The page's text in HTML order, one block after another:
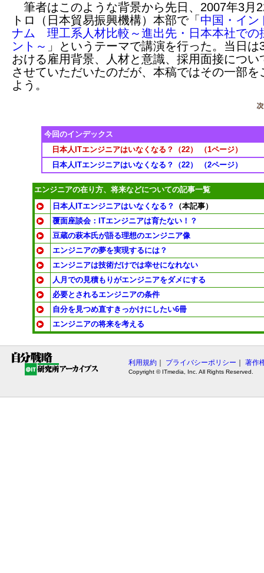
筆者はこのような背景から先日、2007年3月
トロ（日本貿易振興機構）本部で「 中国・イン
ナム 理工系人材比較～進出先・日本本社での
ント～ 」というテーマで講演を行った。当日は
おける雇用背景、人材と意識、採用面接につい
させていただいたのだが、本稿ではその一部を
よう。
今回のインデックス
日本人ITエンジニアはいなくなる？（22） （1ページ）
日本人ITエンジニアはいなくなる？（22） （2ページ）
エンジニアの在り方、将来などについての記事一覧
日本人ITエンジニアはいなくなる？
（本記事）
覆面座談会：ITエンジニアは育たない！？
豆蔵の萩本氏が語る理想のエンジニア像
エンジニアの夢を実現するには？
エンジニアは技術だけでは幸せになれない
人月での見積もりがエンジニアをダメにする
必要とされるエンジニアの条件
自分を見つめ直すきっかけにしたい6冊
エンジニアの将来を考える
利用規約 プライバシーポリシー 著作
Copyright © ITmedia, Inc. All Rights Reserved.